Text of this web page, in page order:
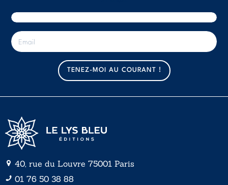
E
-
m
TENEZ-MOI AU COURANT !
40, rue du Louvre 75001 Paris
01 76 50 38 88